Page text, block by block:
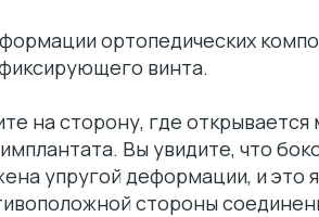
ортопедических
винта.
на сторону, где открывается
Вы увидите, что
упругой деформации, и это
стороны